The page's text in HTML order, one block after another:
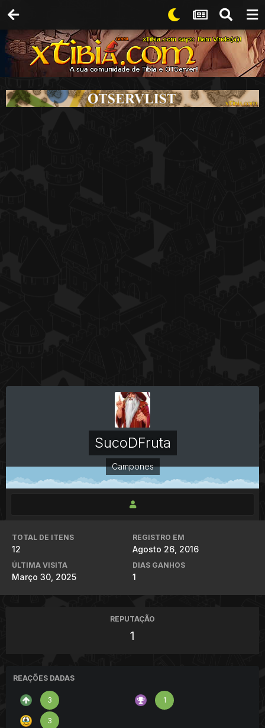
SucoDFruta
Campones
TOTAL DE ITENS
12
REGISTRO EM
Agosto 26, 2016
ÚLTIMA VISITA
Março 30, 2025
DIAS GANHOS
1
REPUTAÇÃO
1
REAÇÕES DADAS
3 1
3